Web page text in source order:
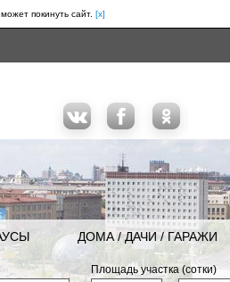
покинуть сайт. [x]
ДОМА / ДАЧИ / ГАРАЖИ
Площадь участка (сотки)